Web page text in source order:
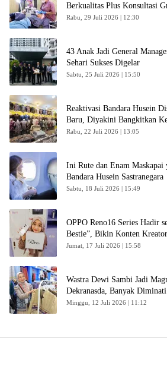
Berkualitas Plus Konsultasi
Rabu, 29 Juli 2026 | 12:30
43 Anak Jadi General
Sehari Sukses Digelar
Sabtu, 25 Juli 2026 | 15:50
Reaktivasi Bandara Husein
Baru, Diyakini Bangkitkan
Rabu, 22 Juli 2026 | 13:05
Ini Rute dan Enam Maskapai
Bandara Husein Sastranegara
Sabtu, 18 Juli 2026 | 15:49
OPPO Reno16 Series Hadir
Bestie”, Bikin Konten
Jumat, 17 Juli 2026 | 15:58
Wastra Dewi Sambi Jadi
Dekranasda, Banyak
Minggu, 12 Juli 2026 | 11:12